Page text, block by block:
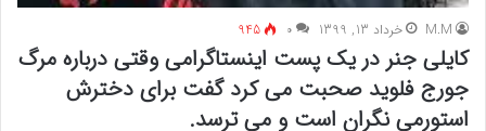
M.M خرداد 13, 1399 ۰ 945
کایلی جنر در یک پست اینستاگرامی وقتی درباره مرگ
جورج فلوید صحبت می کرد گفت برای دخترش
استورمی نگران است و می ترسد.